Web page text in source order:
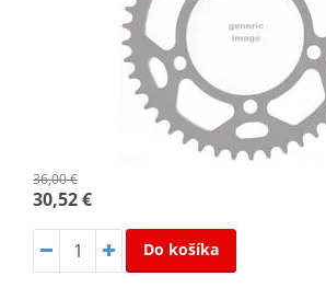
36,00 €
30,52 €
Do košíka